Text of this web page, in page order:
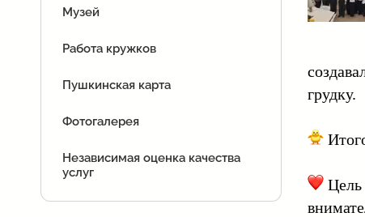
Музей
Работа кружков
Пушкинская карта
Фотогалерея
Независимая оценка качества
услуг
грудку.
Цель